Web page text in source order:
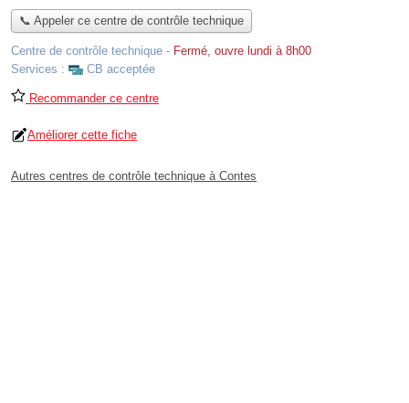
📞 Appeler ce centre de contrôle technique
Centre de contrôle technique - Fermé, ouvre lundi à 8h00
Services :
CB acceptée
Recommander ce centre
Améliorer cette fiche
Autres centres de contrôle technique à Contes